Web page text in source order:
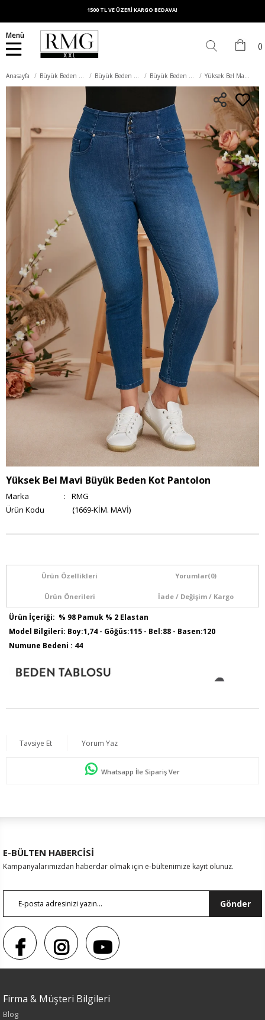
1500 TL VE ÜZERİ KARGO BEDAVA!
Menü
Anasayfa Büyük Beden Alt Giyim Büyük Beden Pantolon Büyük Beden Kot Pantolon Yüksek Bel Mavi Büyük Beden Kot Pantolon
Yüksek Bel Mavi Büyük Beden Kot Pantolon
Marka :
RMG
(1669-KİM. MAVİ)
Ürün Özellikleri Yorumlar(0)
Ürün Önerileri İade / Değişim / Kargo
Ürün İçeriği: % 98 Pamuk % 2 Elastan
Model Bilgileri: Boy:1,74 - Göğüs:115 - Bel:88 - Basen:120
Numune Bedeni : 44
Sezon : KIŞLIK
Tavsiye Et Yorum Yaz
Whatsapp İle Sipariş Ver
E-BÜLTEN HABERCİSİ
Kampanyalarımızdan haberdar olmak için e-bültenimize kayıt olunuz.
Gönder
Firma & Müşteri Bilgileri
Blog